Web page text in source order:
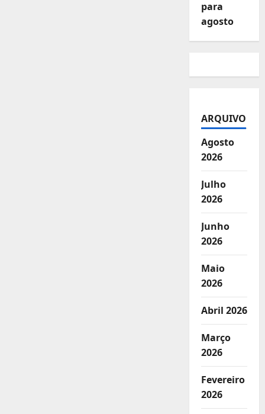
para
agosto
ARQUIVO
Agosto
2026
Julho
2026
Junho
2026
Maio
2026
Abril 2026
Março
2026
Fevereiro
2026